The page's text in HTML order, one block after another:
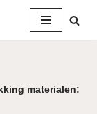
materialen: